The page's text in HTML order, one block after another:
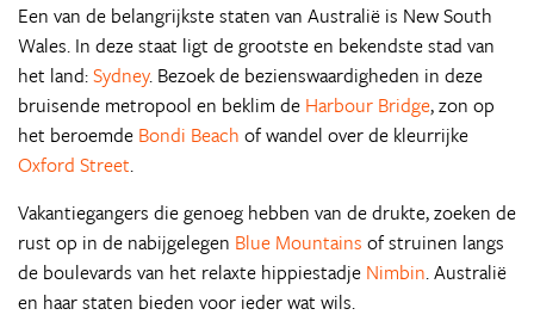
Een van de belangrijkste staten van Australië is New South
Wales. In deze staat ligt de grootste en bekendste stad van
het land:Sydney. Bezoek de bezienswaardigheden in deze
bruisende metropool en beklim de Harbour Bridge, zon op
het beroemde Bondi Beach of wandel over de kleurrijke
Oxford Street.
Vakantiegangers die genoeg hebben van de drukte, zoeken de
rust op in de nabijgelegen Blue Mountains of struinen langs
de boulevards van het relaxte hippiestadje Nimbin. Australië
en haar staten bieden voor ieder wat wils.